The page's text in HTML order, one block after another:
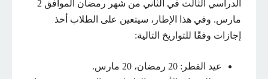
الدراسي الثالث في الثاني من شهر رمضان الموافق 2
مارس. وفي هذا الإطار، سيتعين على الطلاب أخذ
إجازات وفقًا للتواريخ التالية:
عيد الفطر: 20 رمضان، 20 مارس.